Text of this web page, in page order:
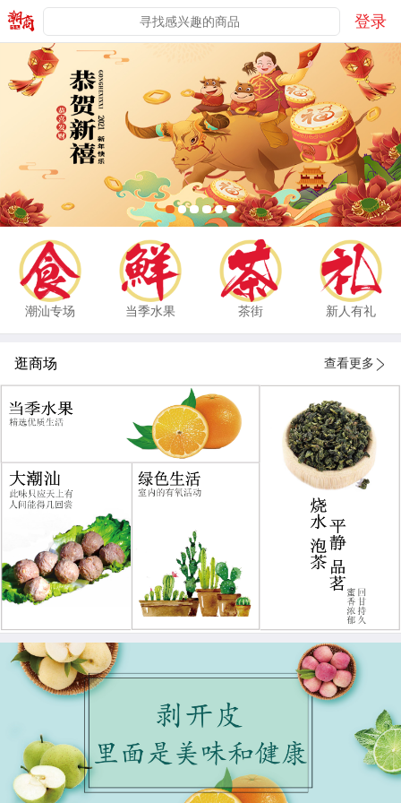
登录
潮汕专场 当季水果 茶街 新人有礼
逛商场 查看更多